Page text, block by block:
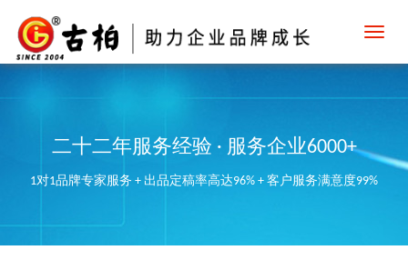
二十二年服务经验 · 服务企业6000+
1对1品牌专家服务 + 出品定稿率高达96% + 客户服务满意度99%